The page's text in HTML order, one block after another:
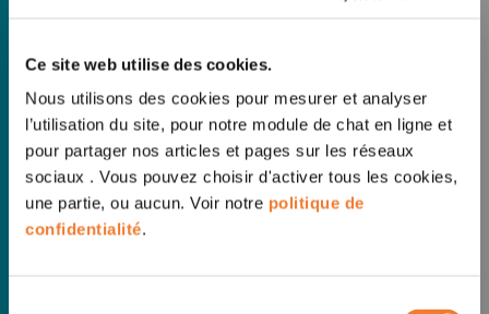
Ce site web utilise des cookies.
Nous utilisons des cookies pour mesurer et analyser
l’utilisation du site, pour notre module de chat en ligne et
pour partager nos articles et pages sur les réseaux
sociaux . Vous pouvez choisir d'activer tous les cookies,
une partie, ou aucun. Voir notre politique de
confidentialité.